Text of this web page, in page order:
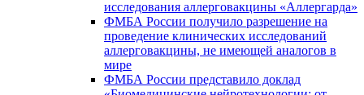
исследования аллерговакцины «Аллергарда»
ФМБА России получило разрешение на
проведение клинических исследований
аллерговакцины, не имеющей аналогов в
мире
ФМБА России представило доклад